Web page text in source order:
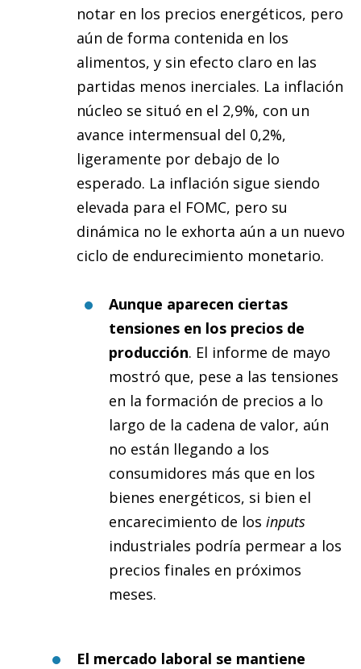
notar en los precios energéticos, pero
aún de forma contenida en los
alimentos, y sin efecto claro en las
partidas menos inerciales. La inflación
núcleo se situó en el 2,9%, con un
avance intermensual del 0,2%,
ligeramente por debajo de lo
esperado. La inflación sigue siendo
elevada para el FOMC, pero su
dinámica no le exhorta aún a un nuevo
ciclo de endurecimiento monetario.
Aunque aparecen ciertas
tensiones en los precios de
producción. El informe de mayo
mostró que, pese a las tensiones
en la formación de precios a lo
largo de la cadena de valor, aún
no están llegando a los
consumidores más que en los
bienes energéticos, si bien el
encarecimiento de los inputs
industriales podría permear a los
precios finales en próximos
meses.
El mercado laboral se mantiene